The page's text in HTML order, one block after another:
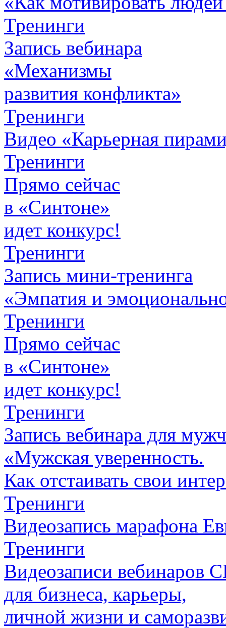
Тренинги
Запись вебинара
«Механизмы
развития конфликта»
Тренинги
Видео «Карьерная
Тренинги
Прямо сейчас
в «Синтоне»
идет конкурс!
Тренинги
Запись мини-тренинга
«Эмпатия и
Тренинги
Прямо сейчас
в «Синтоне»
идет конкурс!
Тренинги
Запись вебинара для
«Мужская уверенность.
Как отстаивать свои
Тренинги
Видеозапись марафона
Тренинги
Видеозаписи
для бизнеса, карьеры,
личной жизни и